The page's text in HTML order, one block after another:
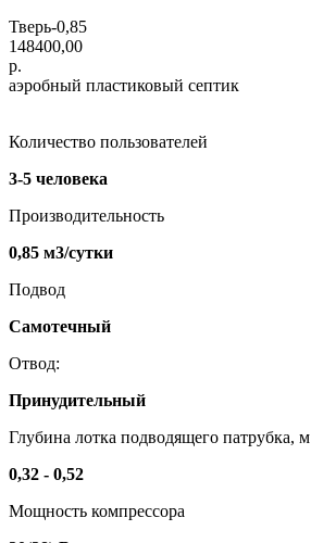
Тверь-0,85
148400,00
р.
аэробный пластиковый септик
Количество пользователей
3-5 человека
Производительность
0,85 м3/сутки
Подвод
Самотечный
Отвод:
Принудительный
Глубина лотка подводящего патрубка, м
0,32 - 0,52
Мощность компрессора